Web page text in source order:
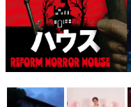
特集記事
マンガ
女性向け
アプリレビュー